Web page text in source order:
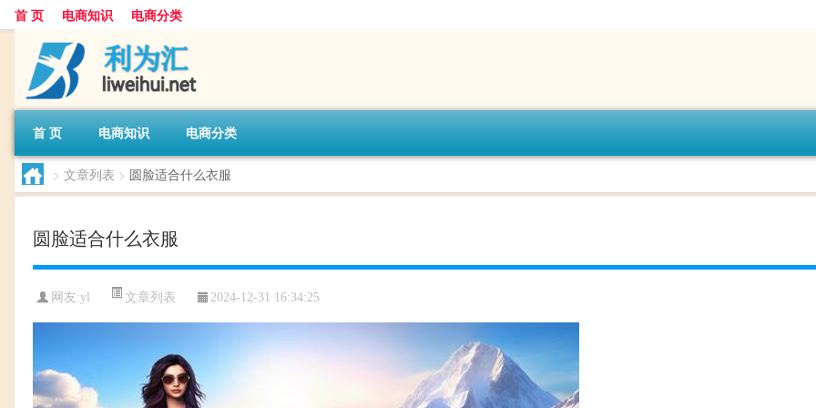
首 页 电商知识 电商分类
首 页 电商知识 电商分类
> 文章列表 > 圆脸适合什么衣服
圆脸适合什么衣服
网友:yl 文章列表 2024-12-31 16:34:25